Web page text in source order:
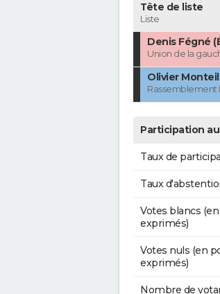
Tête de liste
Liste
Denis Fégné
Union de la
Olivier Monteil
Rassemblement
Participation
Taux de
Taux
Votes blancs
exprimés)
Votes nuls (en
exprimés)
Nombre de